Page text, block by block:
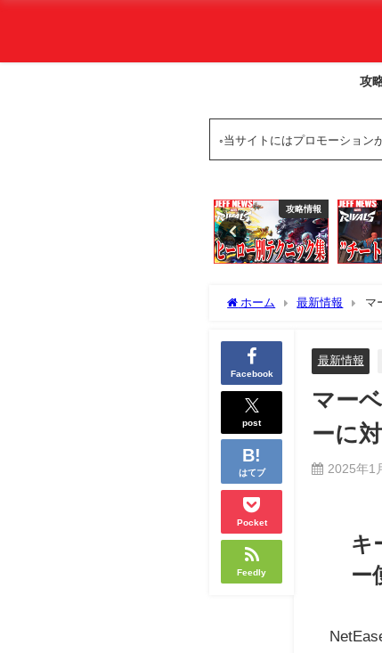
攻
◦当サイトにはプロモーション
攻略情報
ホーム 最新情報 マ
Facebook
post
はてブ
Pocket
Feedly
最新情報
マー
ーに
2025年1
キ
ー